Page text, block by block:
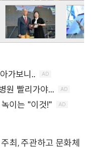
최, 주관하고 문화체